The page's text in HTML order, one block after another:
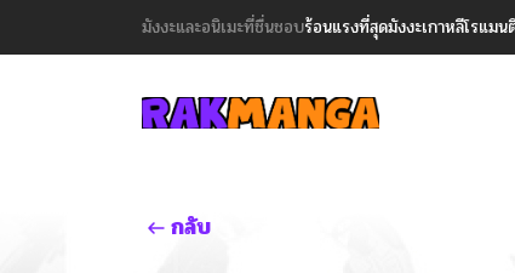
มังงะและอนิเมะที่ชื่นชอบร้อนแรงที่สุดมังงะเกาหลีโรแมน
กลับ